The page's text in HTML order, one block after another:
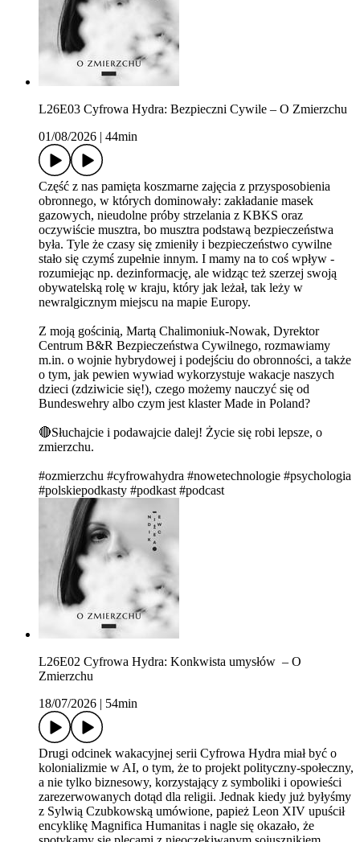
L26E03 Cyfrowa Hydra: Bezpieczni Cywile – O Zmierzchu
01/08/2026
44min
Część z nas pamięta koszmarne zajęcia z przysposobienia
obronnego, w których dominowały: zakładanie masek
gazowych, nieudolne próby strzelania z KBKS oraz
oczywiście musztra, bo musztra podstawą bezpieczeństwa
była. Tyle że czasy się zmieniły i bezpieczeństwo cywilne
stało się czymś zupełnie innym. I mamy na to coś wpływ -
rozumiejąc np. dezinformację, ale widząc też szerzej swoją
obywatelską rolę w kraju, który jak leżał, tak leży w
newralgicznym miejscu na mapie Europy.
Z moją gościnią, Martą Chalimoniuk-Nowak, Dyrektor
Centrum B&R Bezpieczeństwa Cywilnego, rozmawiamy
m.in. o wojnie hybrydowej i podejściu do obronności, a także
o tym, jak pewien wywiad wykorzystuje wakacje naszych
dzieci (zdziwicie się!), czego możemy nauczyć się od
Bundeswehry albo czym jest klaster Made in Poland?
🔴Słuchajcie i podawajcie dalej! Życie się robi lepsze, o
zmierzchu.
#ozmierzchu #cyfrowahydra #nowetechnologie #psychologia
#polskiepodkasty #podkast #podcast
L26E02 Cyfrowa Hydra: Konkwista umysłów – O
Zmierzchu
18/07/2026
54min
Drugi odcinek wakacyjnej serii Cyfrowa Hydra miał być o
kolonializmie w AI, o tym, że to projekt polityczny-społeczny,
a nie tylko biznesowy, korzystający z symboliki i opowieści
zarezerwowanych dotąd dla religii. Jednak kiedy już byłyśmy
z Sylwią Czubkowską umówione, papież Leon XIV upuścił
encyklikę Magnifica Humanitas i nagle się okazało, że